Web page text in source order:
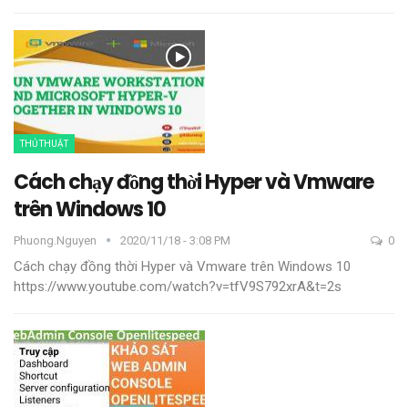
THỦ THUẬT
Cách chạy đồng thời Hyper và Vmware
trên Windows 10
Phuong.nguyen 2020/11/18 - 3:08 PM 0
Cách chạy đồng thời Hyper và Vmware trên Windows 10
https://www.youtube.com/watch?v=tfV9S792xrA&t=2s